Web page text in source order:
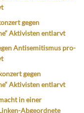
gegen
Aktivisten entlarvt
Antisemitismus pro-
gegen
Aktivisten entlarvt
in einer
Abgeordnete